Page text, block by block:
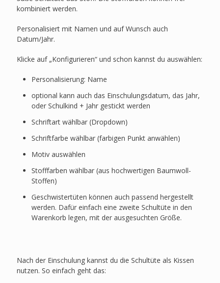
kombiniert werden.
Personalisiert mit Namen und auf Wunsch auch
Datum/Jahr.
Klicke auf „Konfigurieren“ und schon kannst du auswählen:
Personalisierung: Name
optional kann auch das Einschulungsdatum, das Jahr,
oder Schulkind + Jahr gestickt werden
Schriftart wählbar (Dropdown)
Schriftfarbe wählbar (farbigen Punkt anwählen)
Motiv auswählen
Stofffarben wählbar (aus hochwertigen Baumwoll-
Stoffen)
Geschwistertüten können auch passend hergestellt
werden. Dafür einfach eine zweite Schultüte in den
Warenkorb legen, mit der ausgesuchten Größe.
Nach der Einschulung kannst du die Schultüte als Kissen
nutzen. So einfach geht das: